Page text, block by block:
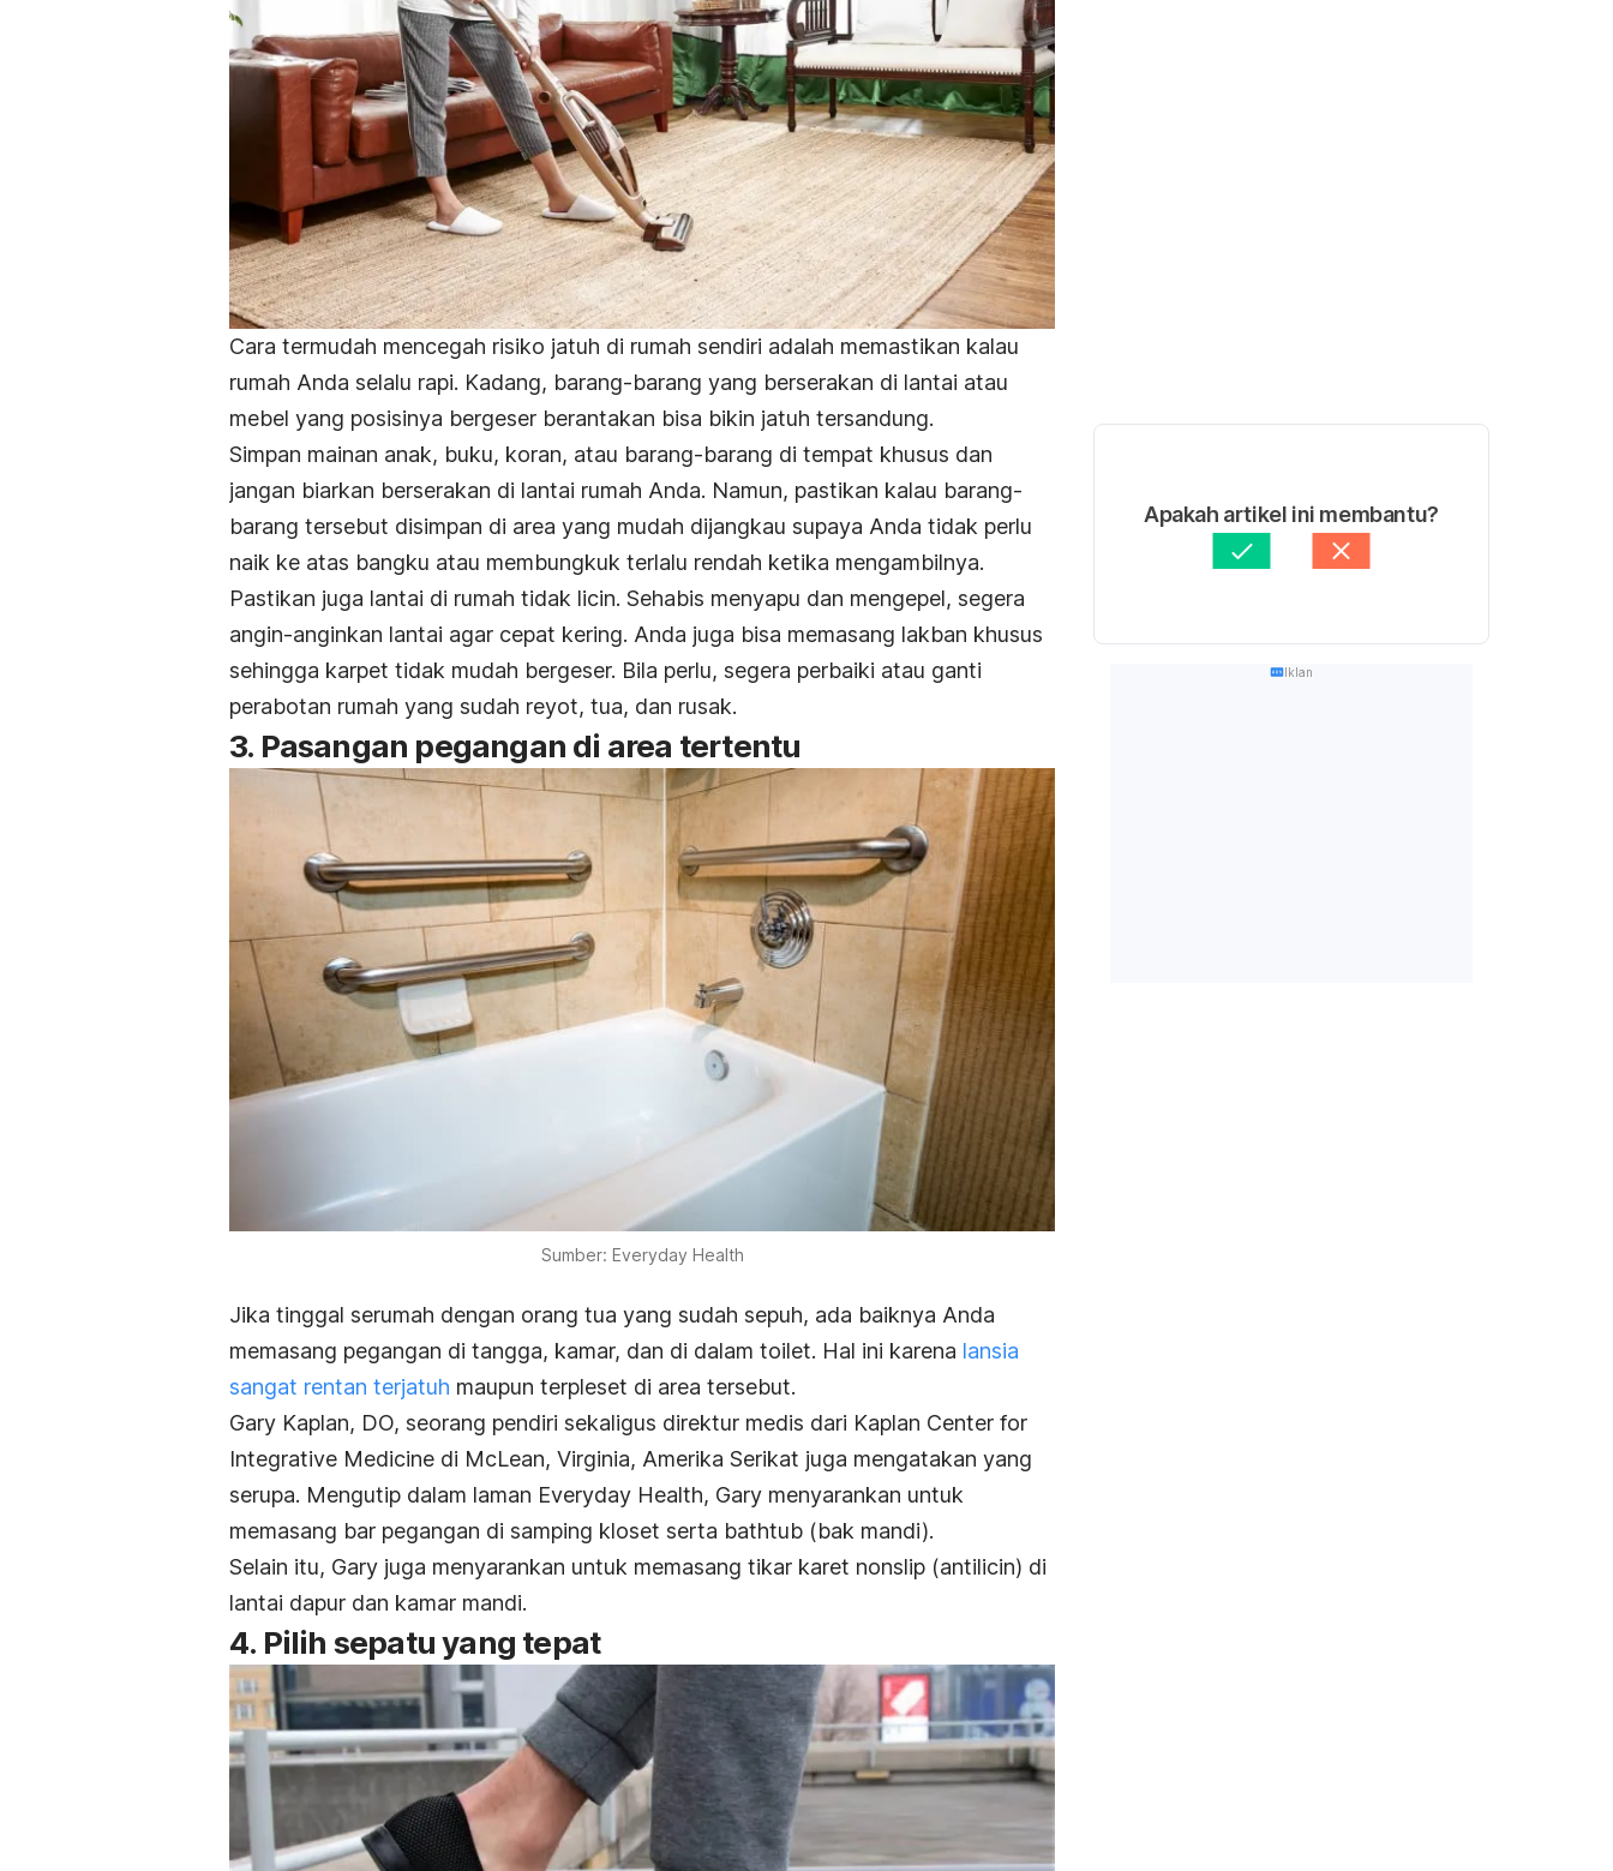
Cara termudah mencegah risiko jatuh di rumah sendiri adalah memastikan kalau
rumah Anda selalu rapi. Kadang, barang-barang yang berserakan di lantai atau
mebel yang posisinya bergeser berantakan bisa bikin jatuh tersandung.
Simpan mainan anak, buku, koran, atau barang-barang di tempat khusus dan
jangan biarkan berserakan di lantai rumah Anda. Namun, pastikan kalau barang-
barang tersebut disimpan di area yang mudah dijangkau supaya Anda tidak perlu
naik ke atas bangku atau membungkuk terlalu rendah ketika mengambilnya.
Pastikan juga lantai di rumah tidak licin. Sehabis menyapu dan mengepel, segera
angin-anginkan lantai agar cepat kering. Anda juga bisa memasang lakban khusus
sehingga karpet tidak mudah bergeser. Bila perlu, segera perbaiki atau ganti
perabotan rumah yang sudah reyot, tua, dan rusak.
3. Pasangan pegangan di area tertentu
Sumber: Everyday Health
Jika tinggal serumah dengan orang tua yang sudah sepuh, ada baiknya Anda
memasang pegangan di tangga, kamar, dan di dalam toilet. Hal ini karena lansia
sangat rentan terjatuh maupun terpleset di area tersebut.
Gary Kaplan, DO, seorang pendiri sekaligus direktur medis dari Kaplan Center for
Integrative Medicine di McLean, Virginia, Amerika Serikat juga mengatakan yang
serupa. Mengutip dalam laman Everyday Health, Gary menyarankan untuk
memasang bar pegangan di samping kloset serta bathtub (bak mandi).
Selain itu, Gary juga menyarankan untuk memasang tikar karet nonslip (antilicin) di
lantai dapur dan kamar mandi.
4. Pilih sepatu yang tepat
Apakah artikel ini membantu?
Iklan